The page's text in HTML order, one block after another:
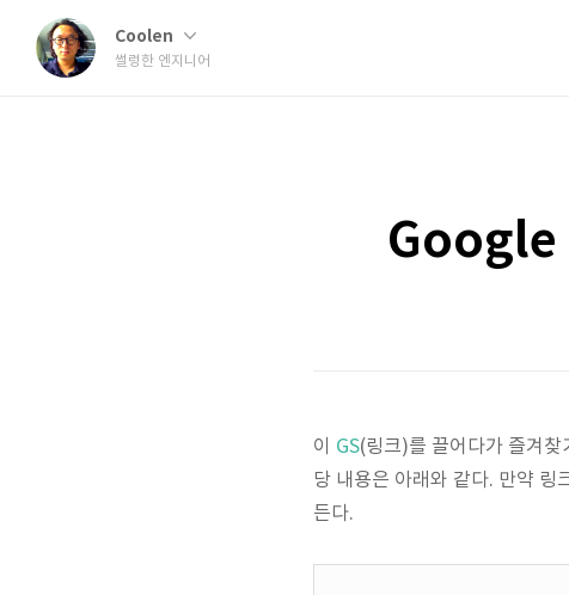
Coolen
썰렁한 엔지니어
Google
이 GS(링크)를 끌어다가 즐겨
당 내용은 아래와 같다. 만약 링
든다.